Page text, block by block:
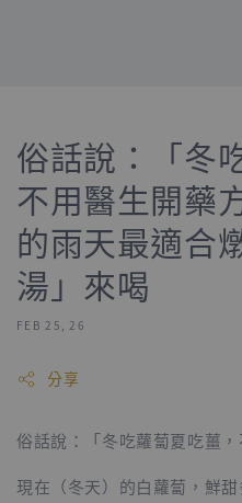
俗話說：「冬
不用醫生開藥
的雨天最適合
湯」來喝
FEB 25, 26
分享
俗話說：「冬吃蘿蔔夏吃薑，
現在（冬天）的白蘿蔔，鮮